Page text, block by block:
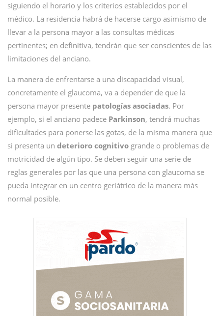
siguiendo el horario y los criterios establecidos por el
médico. La residencia habrá de hacerse cargo asimismo de
llevar a la persona mayor a las consultas médicas
pertinentes; en definitiva, tendrán que ser conscientes de las
limitaciones del anciano.
La manera de enfrentarse a una discapacidad visual,
concretamente el glaucoma, va a depender de que la
persona mayor presente patologías asociadas. Por
ejemplo, si el anciano padece Parkinson, tendrá muchas
dificultades para ponerse las gotas, de la misma manera que
si presenta un deterioro cognitivo grande o problemas de
motricidad de algún tipo. Se deben seguir una serie de
reglas generales por las que una persona con glaucoma se
pueda integrar en un centro geriátrico de la manera más
normal posible.